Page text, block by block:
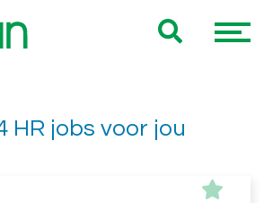
Zuid Holland HBO
overzicht van al onze Zuid Holland
HR jobs voor jou